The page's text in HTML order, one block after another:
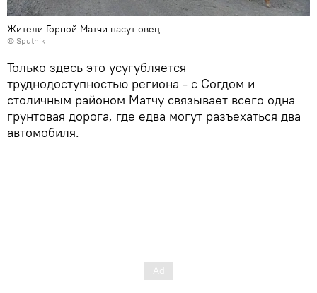
Жители Горной Матчи пасут овец
© Sputnik
Только здесь это усугубляется
труднодоступностью региона - с Согдом и
столичным районом Матчу связывает всего одна
грунтовая дорога, где едва могут разъехаться два
автомобиля.